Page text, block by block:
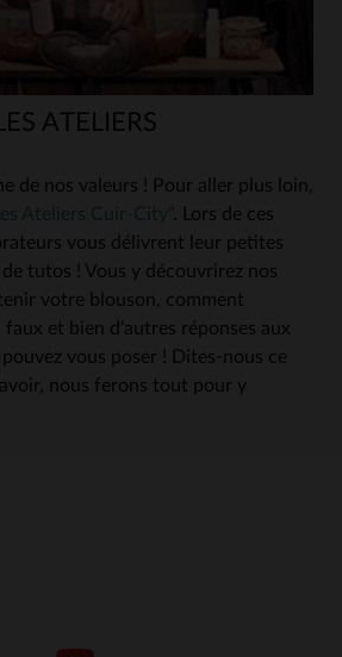
LES ATELIERS
de nos valeurs ! Pour aller plus loin,
. Lors de ces
vous délivrent leur petites
tutos ! Vous y découvrirez nos
votre blouson, comment
et bien d'autres réponses aux
vous poser ! Dites-nous ce
nous ferons tout pour y